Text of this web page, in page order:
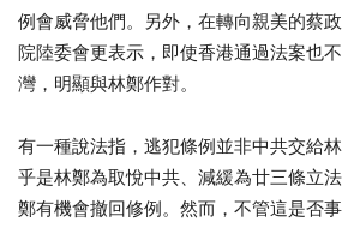
例會威脅他們。另外，在轉向親美的蔡
院陸委會更表示，即使香港通過法案也
灣，明顯與林鄭作對。
有一種說法指，逃犯條例並非中共交給
乎是林鄭為取悅中共、減緩為廿三條立
鄭有機會撤回修例。然而，不管這是否